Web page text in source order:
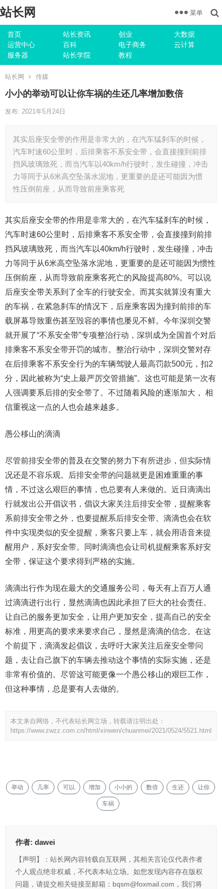
站长网
首页 站长资讯 创业
大数据
运营中心
百科 电子商务
云计算
服务器
站长学院 教程
菜单
站长网 传媒
小小的举动可以让你车祸的生还几率增加数倍
发布: 2021年5月24日
其实后座安全带的作用是非常大的，在汽车猛刹车的时候，
汽车时速60公里时，后排乘客不系安全带，会直接撞到前排
挡风玻璃致死，而当汽车以40km/h行驶时，发生碰撞，冲击
力等同于从6米高空坠落水泥地，更重要的是还可能因为惯
性压倒前座，从而导致前座乘客死
其实后座安全带的作用是非常大的，在汽车猛刹车的时候，
汽车时速60公里时，后排乘客不系安全带，会直接撞到前排
挡风玻璃致死，而当汽车以40km/h行驶时，发生碰撞，冲击
力等同于从6米高空坠落水泥地，更重要的是还可能因为惯性
压倒前座，从而导致前座乘客死亡的风险提高80%。可以说
后座安全带关系到了全车的行驶安全。而其实就算没有重大
的车祸，在紧急刹车的情况下，后座乘客因为撞到前排的车
载屏幕导致重伤甚至毁容的事情也屡见不鲜。今年深圳交警
就开展了“不系安全带”专项整治行动，深圳成为全国首个对后
排乘客不系安全带开罚的城市。整治行动中，深圳交警对存
在后排乘客不系安全行为的车辆驾驶人最高罚款500元，扣2
分，因此被称为“史上最严厉交管措施”。这也可能是第一次有
人强调要系后排的安全带了。不过随着风险的逐渐加大， 相
信重视这一点的人也会越来越多。
愚公移山的滴滴
尽管前排安全带的普及在交警的努力下有所进步，但实际情
况还是不容乐观。后排安全带的问题就更是困难重重的事
情，不过这么艰巨的事情，也总要有人来做的。近日滴滴出
行就发出公开倡议书，倡议大家关注后排安全带，提醒乘客
系前排安全带之外，也要提醒系后排安全带。滴滴也会在软
件中实现类似的安全提醒，乘客只要上车，就会用语音来提
醒用户，系好安全带。同时滴滴也会让司机提醒乘客系好安
全带，保证这个要求得到严格的实施。
滴滴出行作为现在最大的交通服务公司，每天有上百万人通
过滴滴进行出行，显然滴滴也因此承担了巨大的社会责任。
让自己的服务更加安全，让用户更加安全，提高自己的安全
标准，用更高的要求来要求自己，显然是滴滴的信念。在这
个前提下，滴滴发起倡议，去呼吁大家关注后座安全带问
题，去让自己旗下的车辆去推动这个事情的实际实施，还是
非常有价值的。尽管这可能更像一个愚公移山的艰巨工作，
但这种事情，总是要有人去做的。
本文来自网络，不代表站长网立场，转载请注明出处：
https://www.zwzz.com.cn/html/xinwen/chuanmei/2021/0524/5521.html
举动 几率 可以 增加 小小的 数倍 生还 让你
车祸
作者: dawei
【声明】：站长网内容转载自互联网，其相关言论仅代表作者
个人观点绝非权威，不代表本站立场。如您发现内容存在版权
问题，请提交相关链接至邮箱：bqsm@foxmail.com，我们将